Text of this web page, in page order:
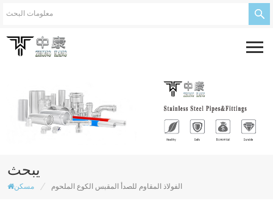
يبحث
مسكن / الفولاذ المقاوم للصدأ المقبس الكوع الملحوم